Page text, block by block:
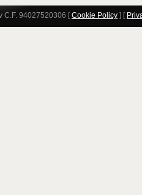
C.F. 94027520306 [Cookie Policy ] [